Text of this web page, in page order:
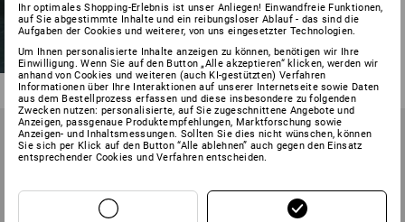
Bundhose e.s.active
11 Farben
ab 45,10 €
(m. MwSt.) ab 20 Stück
Ihr optimales Shopping-Erlebnis ist unser Anliegen! Einwandfreie Funktionen,
auf Sie abgestimmte Inhalte und ein reibungsloser Ablauf - das sind die
Aufgaben der Cookies und weiterer, von uns eingesetzter Technologien.
Um Ihnen personalisierte Inhalte anzeigen zu können, benötigen wir Ihre
Einwilligung. Wenn Sie auf den Button „Alle akzeptieren“ klicken, werden wir
anhand von Cookies und weiteren (auch KI-gestützten) Verfahren
Informationen über Ihre Interaktionen auf unserer Internetseite sowie Daten
aus dem Bestellprozess erfassen und diese insbesondere zu folgenden
Zwecken nutzen: personalisierte, auf Sie zugeschnittene Angebote und
Anzeigen, passgenaue Produktempfehlungen, Marktforschung sowie
Anzeigen- und Inhaltsmessungen. Sollten Sie dies nicht wünschen, können
Sie sich per Klick auf den Button “Alle ablehnen” auch gegen den Einsatz
entsprechender Cookies und Verfahren entscheiden.